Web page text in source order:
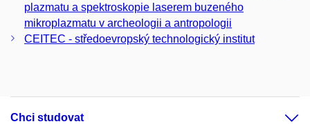
plazmatu a spektroskopie laserem buzeného
mikroplazmatu v archeologii a antropologii
CEITEC - středoevropský technologický institut
Chci studovat